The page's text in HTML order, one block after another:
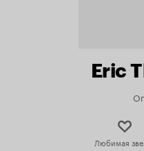
Eric
Любимая